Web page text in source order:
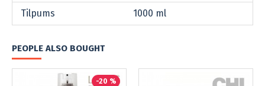
Tilpums 1000 ml
PEOPLE ALSO BOUGHT
-20 %